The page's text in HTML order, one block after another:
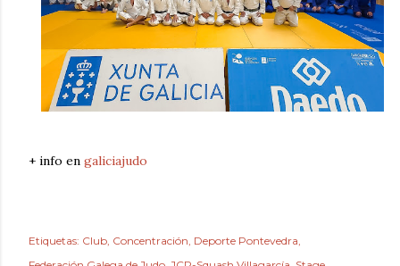
+ info en galiciajudo
Etiquetas: Club Concentración Deporte Pontevedra